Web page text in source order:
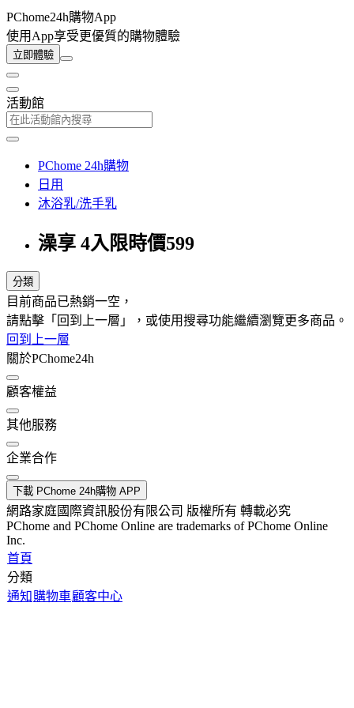
PChome24h購物App
使用App享受更優質的購物體驗
立即體驗
活動館
PChome 24h購物
日用
沐浴乳/洗手乳
澡享 4入限時價599
分類
目前商品已熱銷一空，
請點擊「回到上一層」，或使用搜尋功能繼續瀏覽更多商品。
回到上一層
關於PChome24h
顧客權益
其他服務
企業合作
下載 PChome 24h購物 APP
網路家庭國際資訊股份有限公司 版權所有 轉載必究
PChome and PChome Online are trademarks of PChome Online
Inc.
首頁
分類
通知 購物車顧客中心